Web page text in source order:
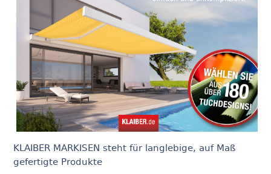
KLAIBER MARKISEN steht für langlebige, auf Maß
gefertigte Produkte